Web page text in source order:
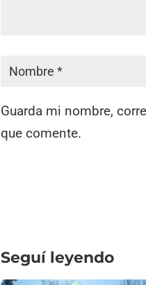
Guarda mi nombre,
que comente.
Seguí leyendo